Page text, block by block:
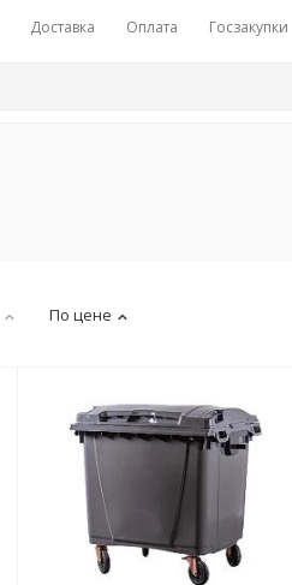
Доставка Оплата Госзакупки
По цене